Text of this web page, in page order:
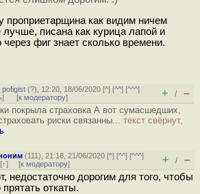
проприетарщина как видим ничем
лучше, писана как курица лапой и
фиг знает сколько времени.
,pofigist (?), 12:20, 18/06/2020 [^] [^^] [^^^]
] [к модератору] + / –
покрыла страховка А вот сумасшедших,
риски связанны... текст свёрнут,
(111), 21:18, 21/06/2020 [^] [^^] [^^^]
[↑] [к модератору] + / –
недостаточно дорогим для того, чтобы
откаты.